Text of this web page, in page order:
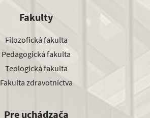
Fakulty
Filozofická fakulta
Pedagogická fakulta
Teologická fakulta
Fakulta zdravotníctva
Pre uchádzača